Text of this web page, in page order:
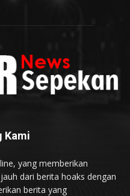
Kami
yang memberikan
dari berita hoaks dengan
berita yang